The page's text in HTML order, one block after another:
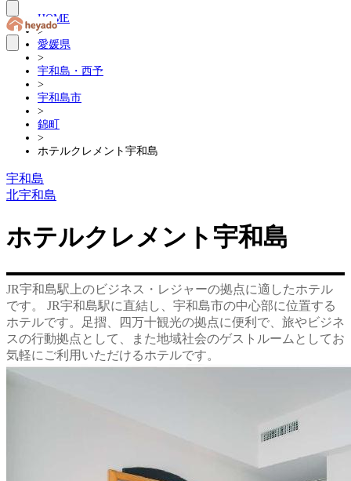
HOME
>
愛媛県
>
宇和島・西予
>
宇和島市
>
錦町
>
ホテルクレメント宇和島
宇和島
北宇和島
ホテルクレメント宇和島
JR宇和島駅上のビジネス・レジャーの拠点に適したホテル
です。 JR宇和島駅に直結し、宇和島市の中心部に位置する
ホテルです。足摺、四万十観光の拠点に便利で、旅やビジネ
スの行動拠点として、また地域社会のゲストルームとしてお
気軽にご利用いただけるホテルです。